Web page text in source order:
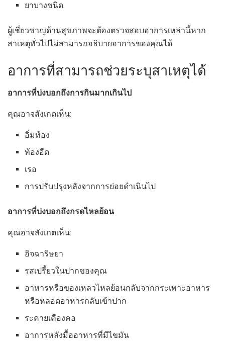
ยาบางชนิด.
ผู้เชี่ยวชาญด้านสุขภาพจะต้องตรวจสอบอาการเหล่านี้หาก
สาเหตุทั่วไปไม่สามารถอธิบายอาการของคุณได้
อาการที่สามารถช่วยระบุสาเหตุได้
อาการที่บ่งบอกถึงการกินมากเกินไป
คุณอาจสังเกตเห็น:
อิ่มท้อง
ท้องอืด
เรอ
การปรับปรุงหลังจากการย่อยดำเนินไป
อาการที่บ่งบอกถึงกรดไหลย้อน
คุณอาจสังเกตเห็น:
อิจฉาริษยา
รสเปรี้ยวในปากของคุณ
อาหารหรือของเหลวไหลย้อนกลับจากกระเพาะอาหาร
หรือหลอดอาหารกลับเข้าปาก
ระคายเคืองคอ
อาการหลังมื้ออาหารที่มีไขมัน